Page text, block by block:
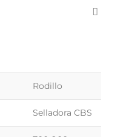
Rodillo
Selladora CBS